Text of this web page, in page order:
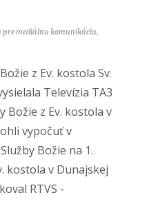
pre mediálnu komunikáciu,
z Ev. kostola Sv.
Televízia TA3
Božie z Ev. kostola v
vypočuť v
Božie na 1.
kostola v Dunajskej
RTVS -